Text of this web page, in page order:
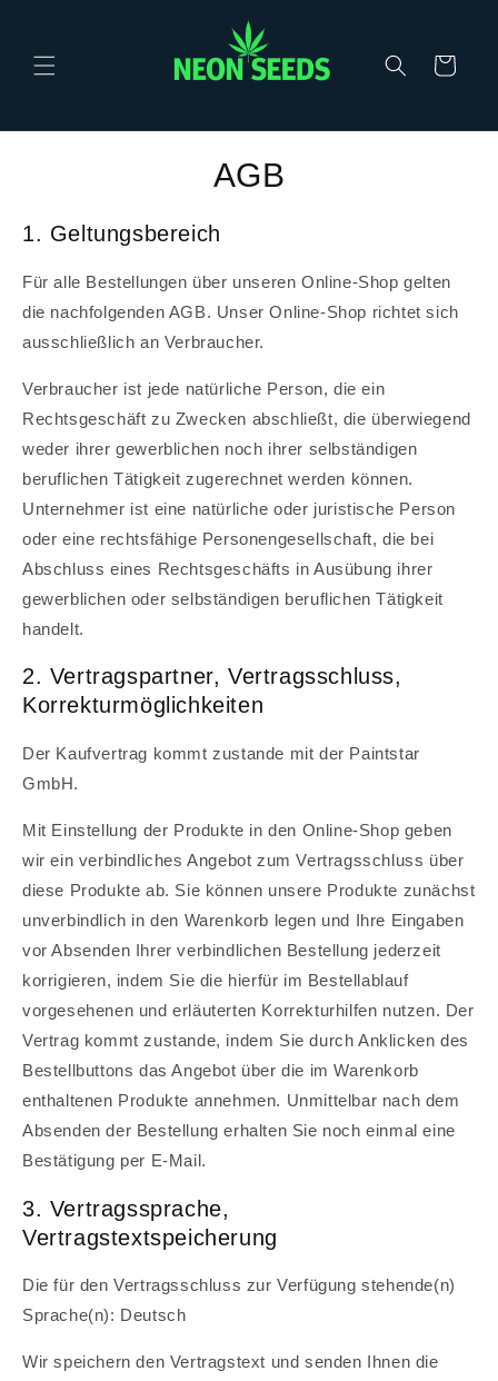
Warenkorb
AGB
1. Geltungsbereich
Für alle Bestellungen über unseren Online-Shop gelten
die nachfolgenden AGB. Unser Online-Shop richtet sich
ausschließlich an Verbraucher.
Verbraucher ist jede natürliche Person, die ein
Rechtsgeschäft zu Zwecken abschließt, die überwiegend
weder ihrer gewerblichen noch ihrer selbständigen
beruflichen Tätigkeit zugerechnet werden können.
Unternehmer ist eine natürliche oder juristische Person
oder eine rechtsfähige Personengesellschaft, die bei
Abschluss eines Rechtsgeschäfts in Ausübung ihrer
gewerblichen oder selbständigen beruflichen Tätigkeit
handelt.
2. Vertragspartner, Vertragsschluss,
Korrekturmöglichkeiten
Der Kaufvertrag kommt zustande mit der Paintstar
GmbH.
Mit Einstellung der Produkte in den Online-Shop geben
wir ein verbindliches Angebot zum Vertragsschluss über
diese Produkte ab. Sie können unsere Produkte zunächst
unverbindlich in den Warenkorb legen und Ihre Eingaben
vor Absenden Ihrer verbindlichen Bestellung jederzeit
korrigieren, indem Sie die hierfür im Bestellablauf
vorgesehenen und erläuterten Korrekturhilfen nutzen. Der
Vertrag kommt zustande, indem Sie durch Anklicken des
Bestellbuttons das Angebot über die im Warenkorb
enthaltenen Produkte annehmen. Unmittelbar nach dem
Absenden der Bestellung erhalten Sie noch einmal eine
Bestätigung per E-Mail.
3. Vertragssprache,
Vertragstextspeicherung
Die für den Vertragsschluss zur Verfügung stehende(n)
Sprache(n): Deutsch
Wir speichern den Vertragstext und senden Ihnen die